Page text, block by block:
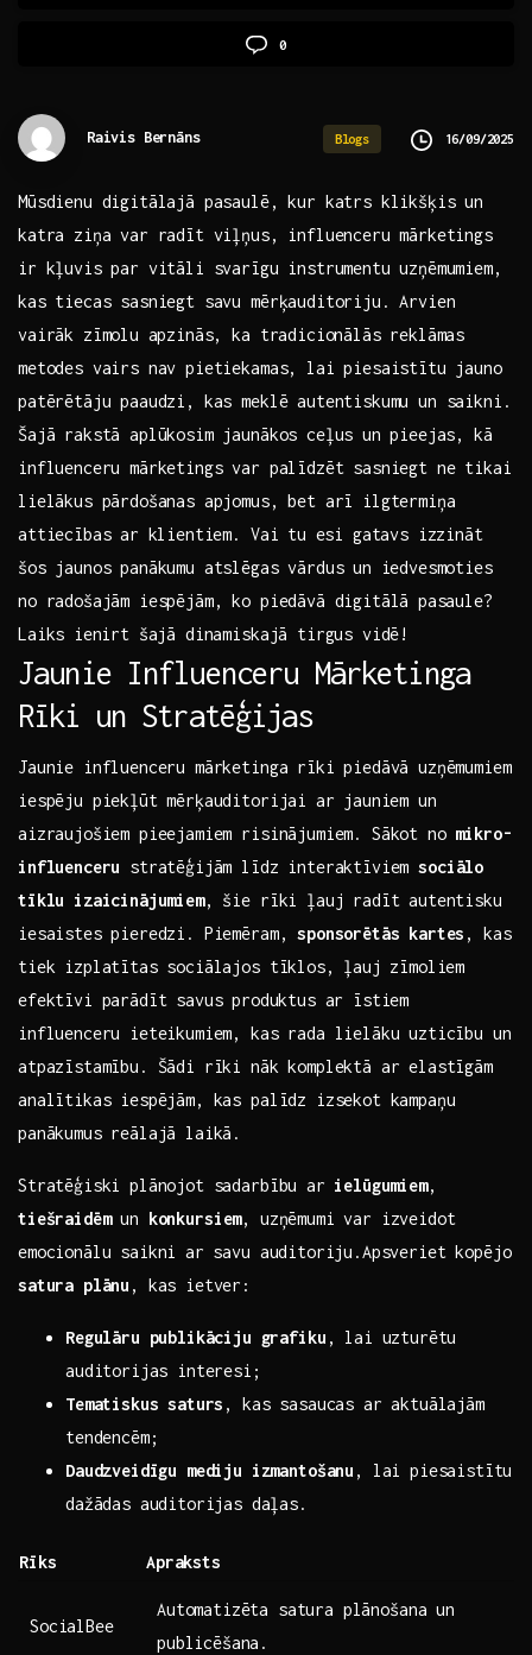
0
Raivis Bernāns Blogs 16/09/2025
Mūsdienu digitālajā pasaulē, kur katrs klikšķis un
katra ziņa var radīt viļņus, influenceru‍ mārketings
‍ir kļuvis par vitāli svarīgu instrumentu uzņēmumiem,
kas tiecas sasniegt savu mērķauditoriju. Arvien
vairāk zīmolu ⁤apzinās, ka tradicionālās reklāmas
metodes​ vairs ‍nav pietiekamas, lai piesaistītu jauno
patērētāju paaudzi, kas meklē​ autentiskumu un saikni.
Šajā rakstā aplūkosim jaunākos ceļus⁢ un ​pieejas, kā
influenceru mārketings var palīdzēt sasniegt ne tikai
lielākus pārdošanas apjomus, bet arī ilgtermiņa⁣
attiecības⁢ ar klientiem. Vai tu⁣ esi gatavs izzināt
šos jaunos panākumu‌ atslēgas‍ vārdus⁣ un iedvesmoties
no radošajām iespējām, ko piedāvā digitālā ⁤pasaule?
Laiks ⁤ienirt šajā dinamiskajā ​tirgus vidē!
Jaunie Influenceru Mārketinga
Rīki ⁣un Stratēģijas
Jaunie influenceru mārketinga rīki piedāvā uzņēmumiem
iespēju piekļūt mērķauditorijai ⁣ar jauniem un
aizraujošiem pieejamiem risinājumiem. ‌Sākot no mikro-
influenceru stratēģijām līdz interaktīviemsociālo
tīklu izaicinājumiem, šie rīki ‍ļauj radīt autentisku
iesaistes pieredzi. Piemēram,sponsorētās ‍kartes , kas
tiek izplatītas sociālajos tīklos,⁣ ļauj zīmoliem
efektīvi parādīt savus ⁢produktus ar īstiem
influenceru ieteikumiem, kas rada lielāku ‍uzticību un
atpazīstamību. Šādi rīki nāk komplektā ar elastīgām ​
analītikas iespējām, kas palīdz ​izsekot ‍kampaņu⁢
panākumus reālajā laikā.
Stratēģiski plānojot sadarbību ar⁤ ielūgumiem, ​
tiešraidēmun konkursiem, uzņēmumi var izveidot
emocionālu saikni⁢ ar savu auditoriju.Apsveriet kopējo
satura plānu , kas​ ietver:​ ‍ ⁣
Regulāru publikāciju grafiku , lai uzturētu​
auditorijas ‌interesi;
Tematiskus saturs , kas sasaucas ar aktuālajām
tendencēm;
Daudzveidīgu​ mediju izmantošanu , lai piesaistītu
dažādas auditorijas daļas.
Rīks Apraksts
SocialBee
Automatizēta ​satura plānošana un
publicēšana.